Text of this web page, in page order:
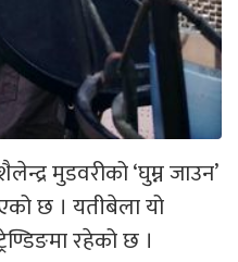
मुडवरीको ‘घुम्न जाउन’
छ । यतीबेला यो
रहेको छ ।